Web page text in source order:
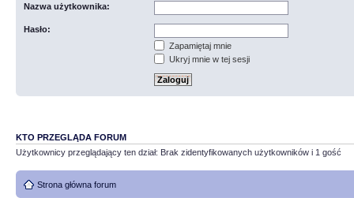
Nazwa użytkownika:
Hasło:
Zapamiętaj mnie
Ukryj mnie w tej sesji
KTO PRZEGLĄDA FORUM
Użytkownicy przeglądający ten dział: Brak zidentyfikowanych użytkowników i 1 gość
Strona główna forum